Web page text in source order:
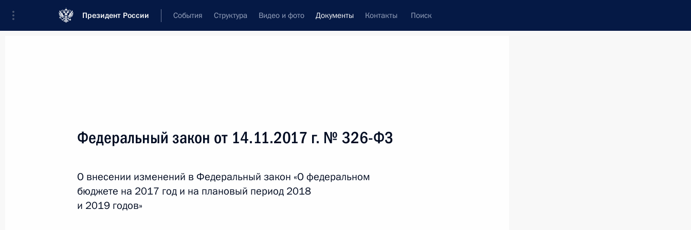
Президент России События Структура Видео и фото Документы Контакты Поиск
Текст в документе
Вид документа
Все
Федеральный закон от 14.11.2017 г. № 326-ФЗ
О внесении изменений в Федеральный закон «О федеральном
бюджете на 2017 год и на плановый период 2018
и 2019 годов»